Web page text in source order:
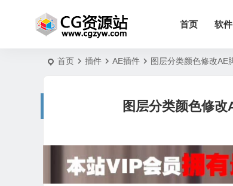
首页 软件
首页 插件 AE插件 图层分类颜色修改AE
图层分类颜色修